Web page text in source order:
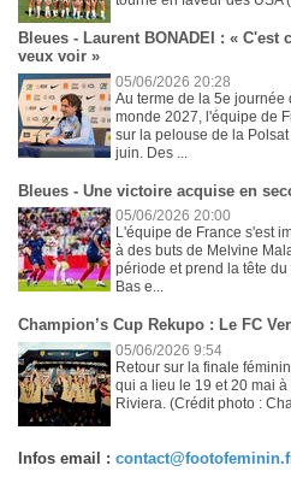
Bleues - Laurent BONADEI : « C'est
veux voir »
05/06/2026 20:28
Au terme de la 5e
monde 2027, l'équipe de
sur la pelouse de la
juin. Des ...
Bleues - Une victoire acquise en
05/06/2026 20:00
L'équipe de France s'est
à des buts de Melvine
période et prend la tête
Bas e...
Champion’s Cup Rekupo : Le FC
05/06/2026 9:54
Retour sur la finale
qui a lieu le 19 et 20 mai
Riviera. (Crédit photo :
Infos email :